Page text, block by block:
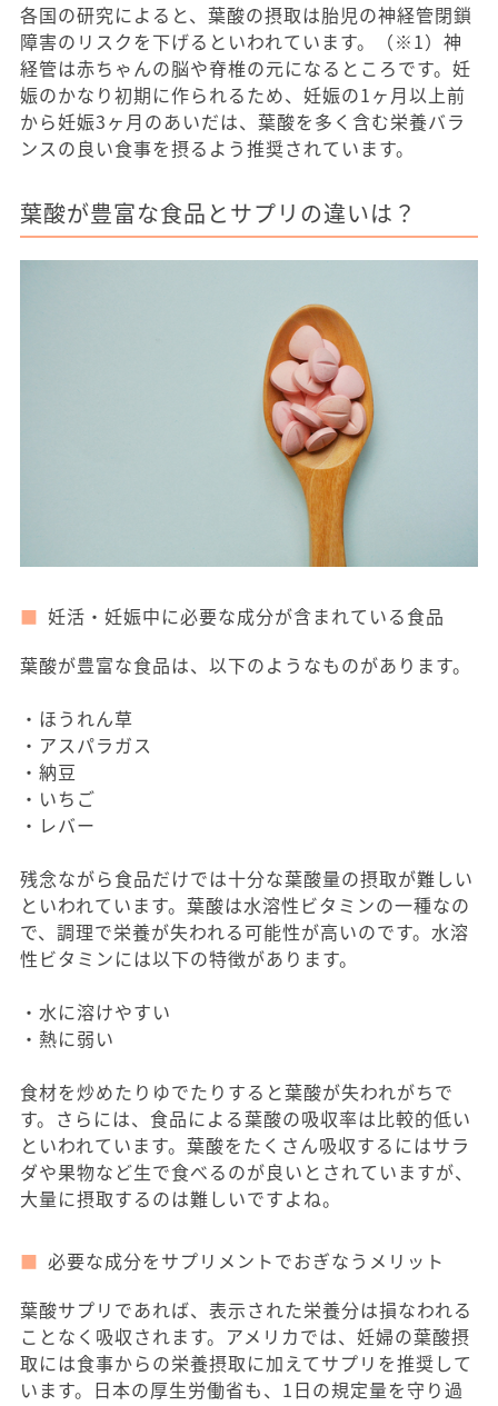
各国の研究によると、葉酸の摂取は胎児の神経管閉鎖
障害のリスクを下げるといわれています。（※1）神
経管は赤ちゃんの脳や脊椎の元になるところです。妊
娠のかなり初期に作られるため、妊娠の1ヶ月以上前
から妊娠3ヶ月のあいだは、葉酸を多く含む栄養バラ
ンスの良い食事を摂るよう推奨されています。
葉酸が豊富な食品とサプリの違いは？
妊活・妊娠中に必要な成分が含まれている食品
葉酸が豊富な食品は、以下のようなものがあります。
・ほうれん草
・アスパラガス
・納豆
・いちご
・レバー
残念ながら食品だけでは十分な葉酸量の摂取が難しい
といわれています。葉酸は水溶性ビタミンの一種なの
で、調理で栄養が失われる可能性が高いのです。水溶
性ビタミンには以下の特徴があります。
・水に溶けやすい
・熱に弱い
食材を炒めたりゆでたりすると葉酸が失われがちで
す。さらには、食品による葉酸の吸収率は比較的低い
といわれています。葉酸をたくさん吸収するにはサラ
ダや果物など生で食べるのが良いとされていますが、
大量に摂取するのは難しいですよね。
必要な成分をサプリメントでおぎなうメリット
葉酸サプリであれば、表示された栄養分は損なわれる
ことなく吸収されます。アメリカでは、妊婦の葉酸摂
取には食事からの栄養摂取に加えてサプリを推奨して
います。日本の厚生労働省も、1日の規定量を守り過